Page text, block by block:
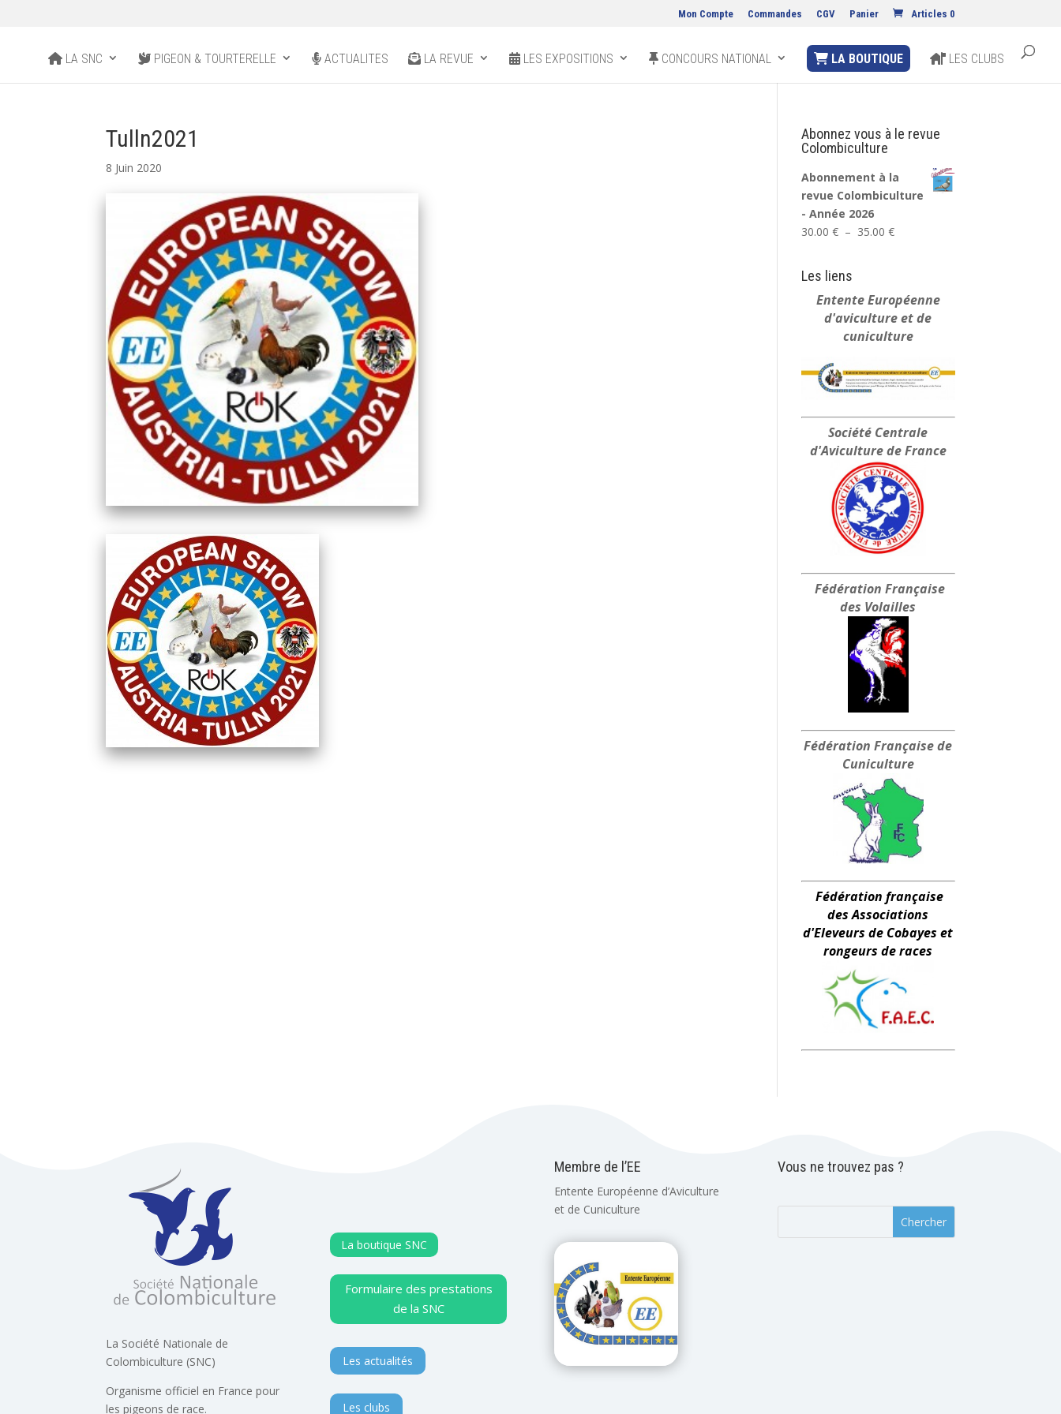
Mon Compte Commandes CGV Panier Articles 0
LA SNC PIGEON & TOURTERELLE ACTUALITES LA REVUE LES EXPOSITIONS CONCOURS NATIONAL LA BOUTIQUE LES CLUBS
Tulln2021
8 Juin 2020
Abonnez vous à le revue
Colombiculture
Abonnement à la
revue Colombiculture
- Année 2026
30.00€ – 35.00€Plage
à
35.00 €
Les liens
Entente Européenne
d'aviculture et de
cuniculture
Société Centrale
d'Aviculture de France
Fédération Française
des Volailles
Fédération Françaisede
Cuniculture
Fédération française
des Associations
d'Eleveurs de Cobayes et
rongeurs de races
La Société Nationale de
Colombiculture (SNC)
Organisme officiel en France pour
les pigeons de race.
La boutique SNC
Formulaire des prestations
de la SNC
Les actualités
Les clubs
Membre de l’EE
Entente Européenne d’Aviculture
et de Cuniculture
Vous ne trouvez pas ?